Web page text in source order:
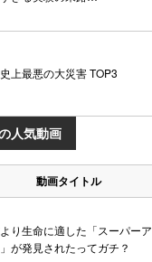
上最悪の大災害 TOP3
人気動画
動画タイトル
り生命に適した「スーパーア
が発見されたってガチ？